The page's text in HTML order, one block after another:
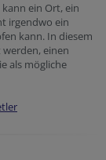
ein Ort, ein
irgendwo ein
kann. In diesem
einen
als mögliche